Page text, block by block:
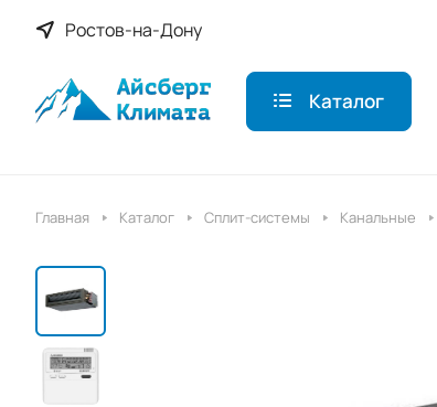
Ростов-на-Дону
Каталог
Главная Каталог Сплит-системы Канальные